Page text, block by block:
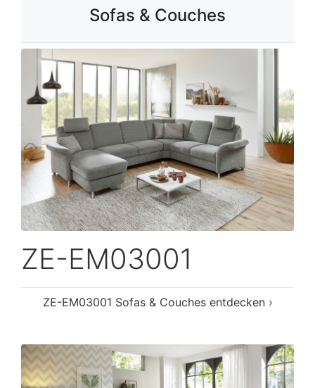
Sofas & Couches
ZE-EM03001
ZE-EM03001 Sofas & Couches entdecken ›